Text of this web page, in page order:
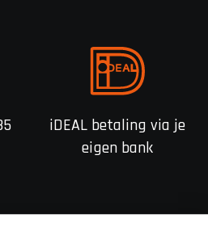
iDEAL betaling via je
eigen bank